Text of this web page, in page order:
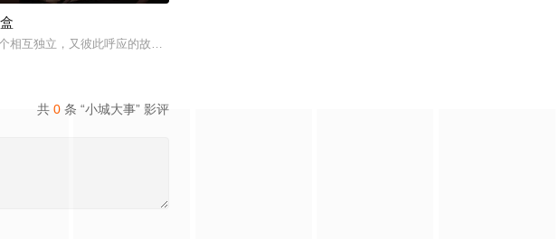
家名媛小姐傅庭芸，被迫一起逃亡
《吾凰在上》。 现代少女奚圆（姜贞羽 饰）因意外踏入玄机界，继
相互独立，又彼此呼应的故事——用一场精心策划的“夏令营”完成复仇的受害者；临终前与遗憾和解的“无
共 0 条 “小城大事” 影评